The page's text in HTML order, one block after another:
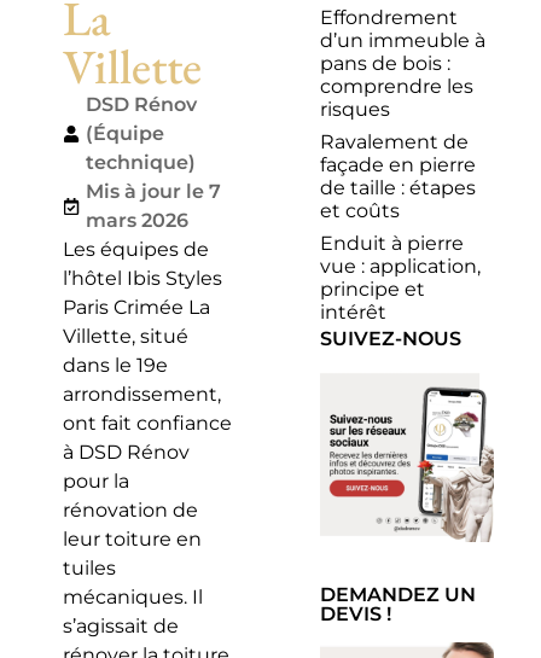
La
Villette
DSD Rénov
(Équipe
technique)
Mis à jour le 7
mars 2026
Les équipes de
l’hôtel Ibis Styles
Paris Crimée La
Villette, situé
dans le 19e
arrondissement,
ont fait confiance
à DSD Rénov
pour la
rénovation de
leur toiture en
tuiles
mécaniques. Il
s’agissait de
Effondrement
d’un immeuble à
pans de bois :
comprendre les
risques
Ravalement de
façade en pierre
de taille : étapes
et coûts
Enduit à pierre
vue : application,
principe et
intérêt
SUIVEZ-NOUS
DEMANDEZ UN
DEVIS !